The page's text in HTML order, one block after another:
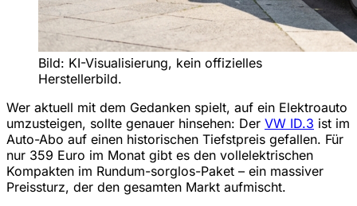
Bild: KI-Visualisierung, kein offizielles
Herstellerbild.
Wer aktuell mit dem Gedanken spielt, auf ein Elektroauto
umzusteigen, sollte genauer hinsehen: Der VW ID.3 ist im
Auto-Abo auf einen historischen Tiefstpreis gefallen. Für
nur 359 Euro im Monat gibt es den vollelektrischen
Kompakten im Rundum-sorglos-Paket – ein massiver
Preissturz, der den gesamten Markt aufmischt.